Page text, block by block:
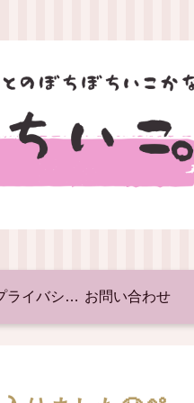
プライバシーポリシー お問い合わせ